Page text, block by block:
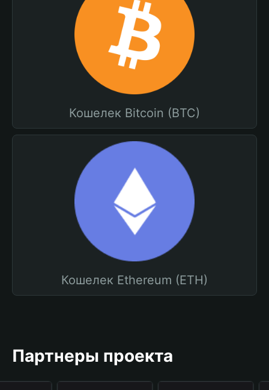
Кошелек Bitcoin (BTC)
Кошелек Ethereum (ETH)
Партнеры проекта